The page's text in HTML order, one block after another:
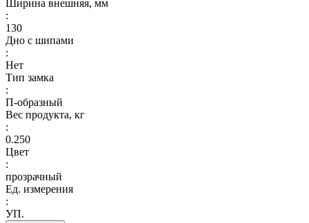
Ширина внешняя, мм
:
130
Дно с шипами
:
Нет
Тип замка
:
П-образный
Вес продукта, кг
:
0.250
Цвет
:
прозрачный
Ед. измерения
:
УП.